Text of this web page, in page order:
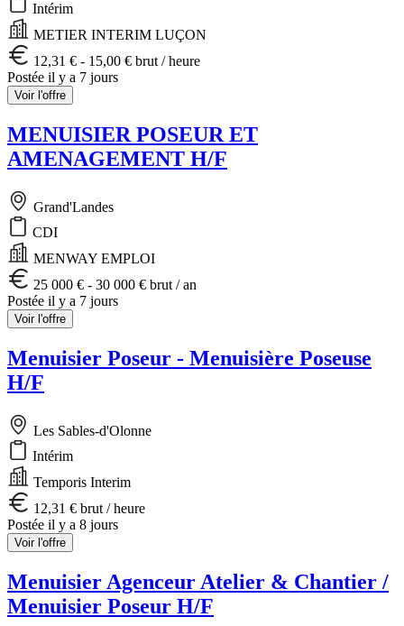
Intérim
METIER INTERIM LUÇON
12,31 € - 15,00 € brut / heure
Postée il y a 7 jours
Voir l'offre
MENUISIER POSEUR ET
AMENAGEMENT H/F
Grand'Landes
CDI
MENWAY EMPLOI
25 000 € - 30 000 € brut / an
Postée il y a 7 jours
Voir l'offre
Menuisier Poseur - Menuisière Poseuse
H/F
Les Sables-d'Olonne
Intérim
Temporis Interim
12,31 € brut / heure
Postée il y a 8 jours
Voir l'offre
Menuisier Agenceur Atelier & Chantier /
Menuisier Poseur H/F